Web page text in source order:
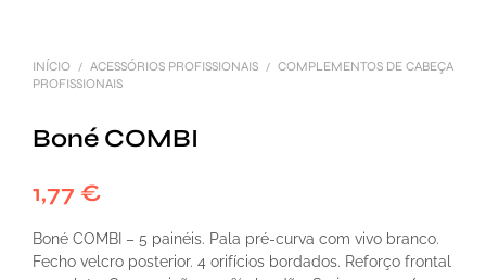
INÍCIO / ACESSÓRIOS PROFISSIONAIS / COMPLEMENTOS DE CABEÇA
PROFISSIONAIS
Boné COMBI
1,77 €
Boné COMBI – 5 painéis. Pala pré-curva com vivo branco.
Fecho velcro posterior. 4 orifícios bordados. Reforço frontal